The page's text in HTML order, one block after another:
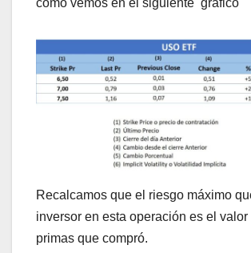
como vemos en el siguiente gráfico
Recalcamos que el riesgo máximo
inversor en esta operación es el valor
primas que compró.